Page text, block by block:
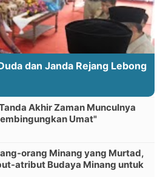
dan Janda Rejang Lebong
Akhir Zaman Munculnya
Umat"
orang Minang yang Murtad,
atribut Budaya Minang untuk